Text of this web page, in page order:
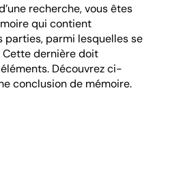
recherche, vous êtes
qui contient
parties, parmi lesquelles se
Cette dernière doit
Découvrez ci-
conclusion de mémoire.